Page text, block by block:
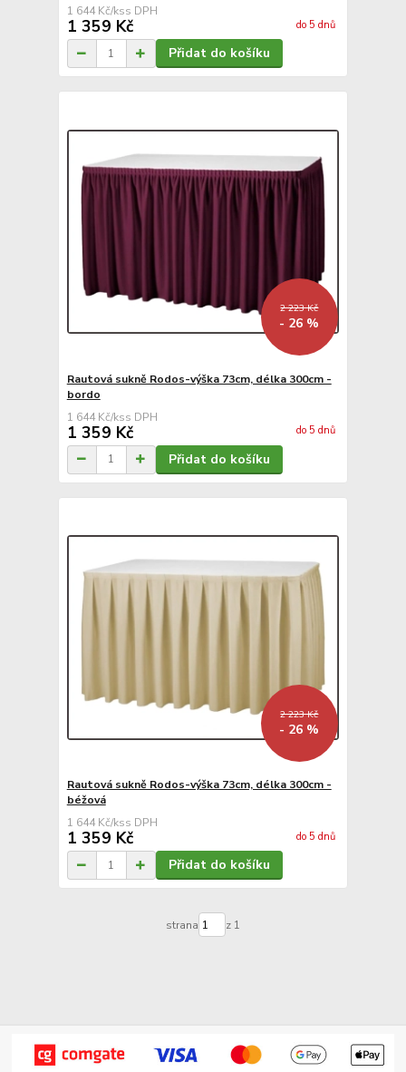
1 644 Kč/ks
1 359 Kč do 5 dnů
Přidat do košíku
2 223 Kč
- 26 %
Rautová sukně Rodos-výška 73cm, délka 300cm -
bordo
1 644 Kč/ks
1 359 Kč do 5 dnů
Přidat do košíku
2 223 Kč
- 26 %
Rautová sukně Rodos-výška 73cm, délka 300cm -
béžová
1 644 Kč/ks
1 359 Kč do 5 dnů
Přidat do košíku
strana z 1